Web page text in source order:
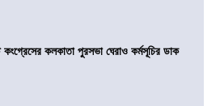
কলকাতা পুরসভা ঘেরাও কর্মসূচির ডাক